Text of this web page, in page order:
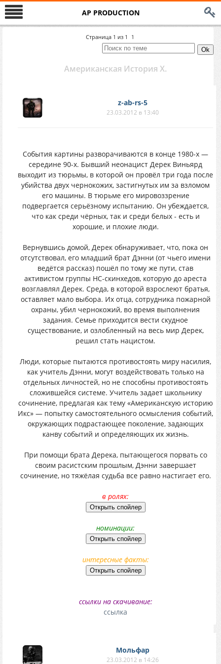
AP PRODUCTION
Страница 1 из 1 1
Американская История X.
z-ab-rs-5
23.03.2012 в 13:40
События картины разворачиваются в конце 1980-х —
середине 90-х. Бывший неонацист Дерек Виньярд
выходит из тюрьмы, в которой он провёл три года после
убийства двух чернокожих, застигнутых им за взломом
его машины. В тюрьме его мировоззрение
подвергается серьёзному испытанию. Он убеждается,
что как среди чёрных, так и среди белых - есть и
хорошие, и плохие люди.
Вернувшись домой, Дерек обнаруживает, что, пока он
отсутствовал, его младший брат Дэнни (от чьего имени
ведётся рассказ) пошёл по тому же пути, став
активистом группы НС-скинхедов, которую до ареста
возглавлял Дерек. Среда, в которой взрослеют братья,
оставляет мало выбора. Их отца, сотрудника пожарной
охраны, убил чернокожий, во время выполнения
задания. Семье приходится вести скудное
существование, и озлобленный на весь мир Дерек,
решил стать нацистом.
Люди, которые пытаются противостоять миру насилия,
как учитель Дэнни, могут воздействовать только на
отдельных личностей, но не способны противостоять
сложившейся системе. Учитель задает школьнику
сочинение, предлагая как тему «Американскую историю
Икс» — попытку самостоятельного осмысления событий,
окружающих подрастающее поколение, задающих
канву событий и определяющих их жизнь.
При помощи брата Дерека, пытающегося порвать со
своим расистским прошлым, Дэнни завершает
сочинение, но тяжёлая судьба все равно настигает его.
в ролях:
номинации:
интересные факты:
ссылки на скачивание:
ссылка
Мольфар
23.03.2012 в 14:26